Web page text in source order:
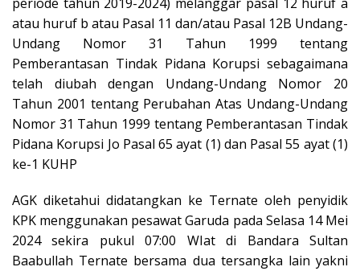
atau huruf b atau Pasal 11 dan/atau Pasal 12B Undang-
Undang Nomor 31 Tahun 1999 tentang
Pemberantasan Tindak Pidana Korupsi sebagaimana
telah diubah dengan Undang-Undang Nomor 20
Tahun 2001 tentang Perubahan Atas Undang-Undang
Nomor 31 Tahun 1999 tentang Pemberantasan Tindak
Pidana Korupsi Jo Pasal 65 ayat (1) dan Pasal 55 ayat (1)
ke-1 KUHP
AGK diketahui didatangkan ke Ternate oleh penyidik
KPK menggunakan pesawat Garuda pada Selasa 14 Mei
2024 sekira pukul 07:00 WIat di Bandara Sultan
Baabullah Ternate bersama dua tersangka lain yakni